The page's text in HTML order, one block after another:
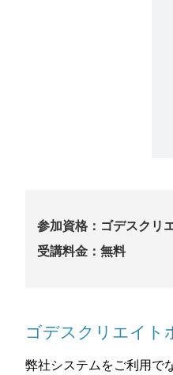
参加資格：ゴデスクリ
受講料金：無料
ゴデスクリエイト
弊社システムをご利用で